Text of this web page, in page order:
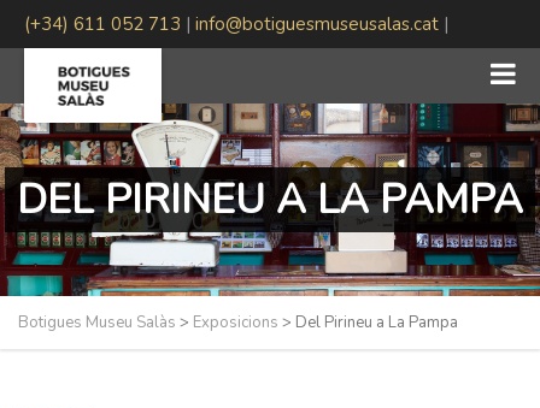
(+34) 611 052 713 | info@botiguesmuseusalas.cat |
#BotiguesMuseuSalas
DEL PIRINEU A LA PAMPA
Botigues Museu Salàs > Exposicions > Del Pirineu a La Pampa